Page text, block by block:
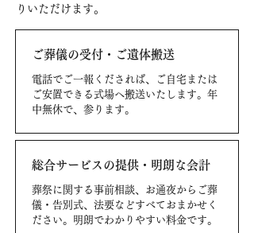
りいただけます。
ご葬儀の受付・ご遺体搬送
電話でご一報くだされば、ご自宅または
ご安置できる式場へ搬送いたします。年
中無休で、参ります。
総合サービスの提供・明朗な会計
葬祭に関する事前相談、お通夜からご葬
儀・告別式、法要などすべておまかせく
ださい。明朗でわかりやすい料金です。